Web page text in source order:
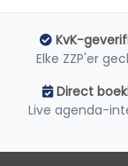
KvK-
Elke ZZP'er
Direct
Live agenda-